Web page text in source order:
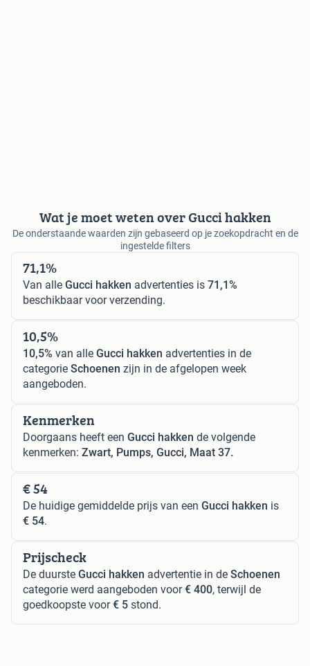
Wat je moet weten over Gucci hakken
De onderstaande waarden zijn gebaseerd op je zoekopdracht en de
ingestelde filters
71,1%
Van alle Gucci hakken advertenties is 71,1%
beschikbaar voor verzending.
10,5%
10,5% van alle Gucci hakken advertenties in de
categorie Schoenen zijn in de afgelopen week
aangeboden.
Kenmerken
Doorgaans heeft een Gucci hakken de volgende
kenmerken: Zwart, Pumps, Gucci, Maat 37.
€ 54
De huidige gemiddelde prijs van een Gucci hakken is
€ 54.
Prijscheck
De duurste Gucci hakken advertentie in de Schoenen
categorie werd aangeboden voor€ 400, terwijl de
goedkoopste voor€ 5 stond.